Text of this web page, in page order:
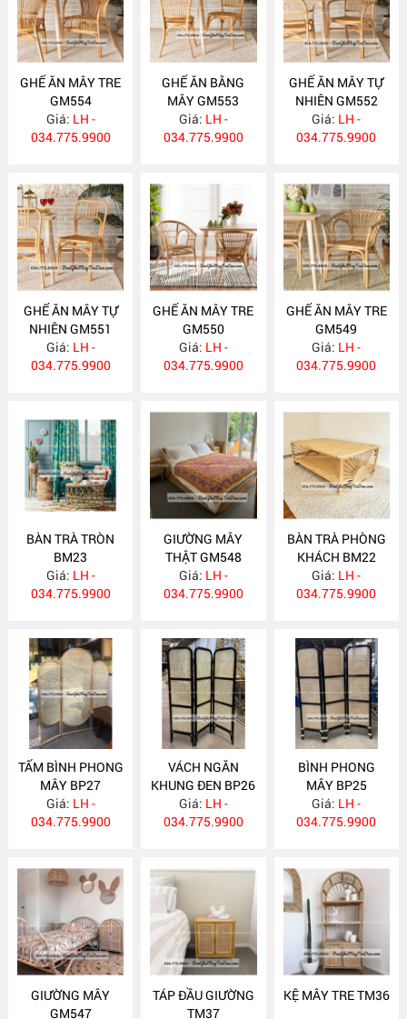
GHẾ ĂN MÂY TRE
GM554
Giá: LH -
034.775.9900
GHẾ ĂN BẰNG
MÂY GM553
Giá: LH -
034.775.9900
GHẾ ĂN MÂY TỰ
NHIÊN GM552
Giá: LH -
034.775.9900
GHẾ ĂN MÂY TỰ
NHIÊN GM551
Giá: LH -
034.775.9900
GHẾ ĂN MÂY TRE
GM550
Giá: LH -
034.775.9900
GHẾ ĂN MÂY TRE
GM549
Giá: LH -
034.775.9900
BÀN TRÀ TRÒN
BM23
Giá: LH -
034.775.9900
GIƯỜNG MÂY
THẬT GM548
Giá: LH -
034.775.9900
BÀN TRÀ PHÒNG
KHÁCH BM22
Giá: LH -
034.775.9900
TẤM BÌNH PHONG
MÂY BP27
Giá: LH -
034.775.9900
VÁCH NGĂN
KHUNG ĐEN BP26
Giá: LH -
034.775.9900
BÌNH PHONG
MÂY BP25
Giá: LH -
034.775.9900
GIƯỜNG MÂY
GM547
TÁP ĐẦU GIƯỜNG
TM37
KỆ MÂY TRE TM36